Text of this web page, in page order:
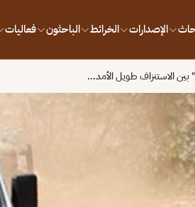
الإصدارات الخرائط الباحثون فعاليات
بين الاستنزاف طويل الأمد…